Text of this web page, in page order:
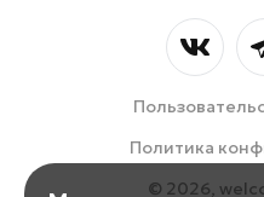
Политика
© 2026,